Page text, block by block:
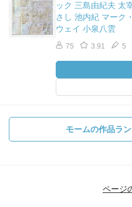
いては汚く、世話になった
に不快ではある。しかし、
点を合わせ持たなかったな
持ち合わせていなかったか
は無視すべきだと言う人が
っていたほうがよい。そう
うな恥ずかしい欠点を持っ
持てるではないか。
さと音楽的能力で比較的貧
ック 三島由紀夫 太
さし 池内紀 マーク
ウェイ 小泉八雲
75 3.91 5
モームの作品ラ
ページ